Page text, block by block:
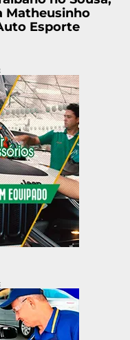
Matheusinho
Esporte